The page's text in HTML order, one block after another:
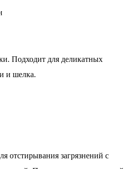
Подходит для деликатных
и шелка.
отстирывания загрязнений с